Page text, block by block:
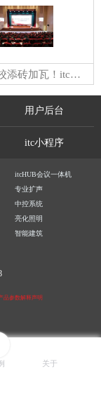
为智慧党校添砖加瓦！itc以信息化建设助力河北中共魏县县委党校顺利落成！
用户后台
itc小程序
itcHUB会议一体机
专业扩声
中控系统
亮化照明
智能建筑
品参数解释声明
关于